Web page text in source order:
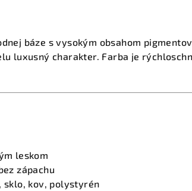
báze s vysokým obsahom
luxusný charakter. Farba je
leskom
zápachu
sklo, kov, polystyrén